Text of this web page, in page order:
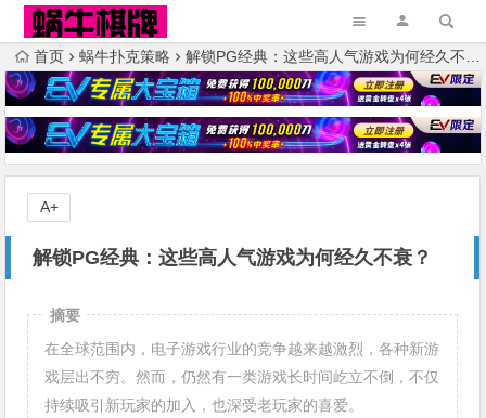
首页 蜗牛扑克策略 解锁PG经典：这些高人气游戏为何经久不衰？
解锁PG经典：这些高人气游戏为何经久不衰？
A+
摘要
在全球范围内，电子游戏行业的竞争越来越激烈，各种新游
戏层出不穷。然而，仍然有一类游戏长时间屹立不倒，不仅
持续吸引新玩家的加入，也深受老玩家的喜爱。